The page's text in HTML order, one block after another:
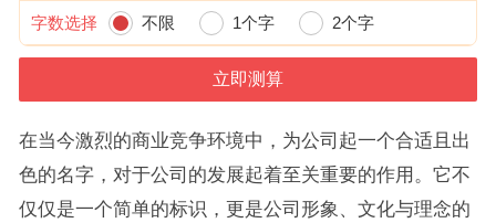
字数选择 不限 1个字 2个字
在当今激烈的商业竞争环境中，为公司起一个合适且出
色的名字，对于公司的发展起着至关重要的作用。它不
仅仅是一个简单的标识，更是公司形象、文化与理念的